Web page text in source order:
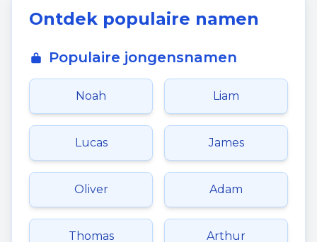
Ontdek populaire namen
Populaire jongensnamen
Noah Liam
Lucas James
Oliver Adam
Thomas Arthur